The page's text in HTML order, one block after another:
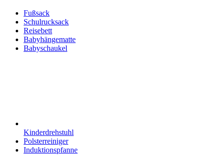
Fußsack
Schulrucksack
Reisebett
Babyhängematte
Babyschaukel
Kinderdrehstuhl
Polsterreiniger
Induktionspfanne